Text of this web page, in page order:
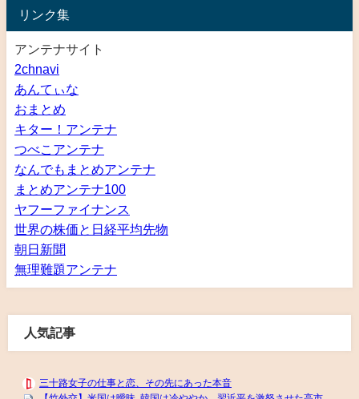
リンク集
アンテナサイト
2chnavi
あんてぃな
おまとめ
キター！アンテナ
つべこアンテナ
なんでもまとめアンテナ
まとめアンテナ100
ヤフーファイナンス
世界の株価と日経平均先物
朝日新聞
無理難題アンテナ
人気記事